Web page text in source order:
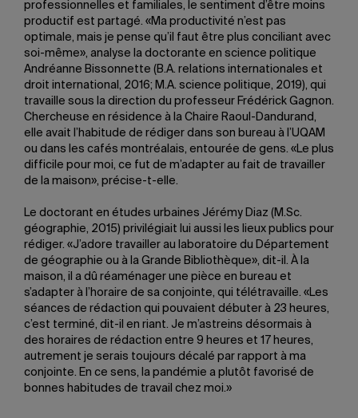
professionnelles et familiales, le sentiment d’être moins
productif est partagé. «Ma productivité n’est pas
optimale, mais je pense qu’il faut être plus conciliant avec
soi-même», analyse la doctorante en science politique
Andréanne Bissonnette (B.A. relations internationales et
droit international, 2016; M.A. science politique, 2019), qui
travaille sous la direction du professeur Frédérick Gagnon.
Chercheuse en résidence à la Chaire Raoul-Dandurand,
elle avait l’habitude de rédiger dans son bureau à l’UQAM
ou dans les cafés montréalais, entourée de gens. «Le plus
difficile pour moi, ce fut de m’adapter au fait de travailler
de la maison», précise-t-elle.
Le doctorant en études urbaines Jérémy Diaz (M.Sc.
géographie, 2015) privilégiait lui aussi les lieux publics pour
rédiger. «J’adore travailler au laboratoire du Département
de géographie ou à la Grande Bibliothèque», dit-il. À la
maison, il a dû réaménager une pièce en bureau et
s’adapter à l’horaire de sa conjointe, qui télétravaille. «Les
séances de rédaction qui pouvaient débuter à 23 heures,
c’est terminé, dit-il en riant. Je m’astreins désormais à
des horaires de rédaction entre 9 heures et 17 heures,
autrement je serais toujours décalé par rapport à ma
conjointe. En ce sens, la pandémie a plutôt favorisé de
bonnes habitudes de travail chez moi.»